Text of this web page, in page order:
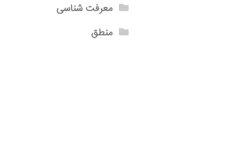
معرفت شناسی
منطق